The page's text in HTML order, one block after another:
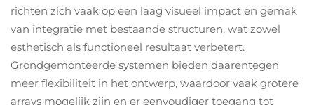
richten zich vaak op een laag visueel impact en gemak
van integratie met bestaande structuren, wat zowel
esthetisch als functioneel resultaat verbetert.
Grondgemonteerde systemen bieden daarentegen
meer flexibiliteit in het ontwerp, waardoor vaak grotere
arrays mogelijk zijn en er eenvoudiger toegang tot